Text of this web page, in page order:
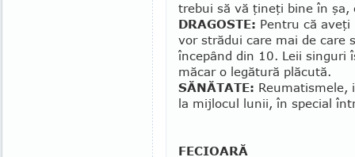
trebui să vă ţineţi bine în şa,
DRAGOSTE: Pentru că
vor strădui care mai de care
începând din 10. Leii singuri
măcar o legătură plăcută.
SĂNĂTATE: Reumatismele,
la mijlocul lunii, în spe­cial
FECIOARĂ